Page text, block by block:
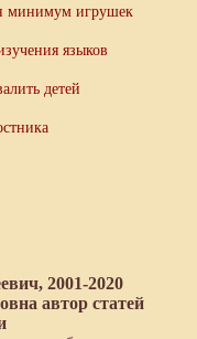
минимум игрушек
языков
детей
2001-2020
автор статей